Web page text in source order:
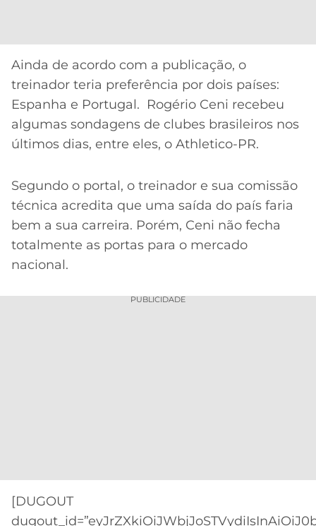
2026
GRÊMIO
ATLÉTICO
MG
LALIGA
Ainda de acordo com a publicação, o
treinador teria preferência por dois países:
Espanha e Portugal. Rogério Ceni recebeu
algumas sondagens de clubes brasileiros nos
últimos dias, entre eles, o Athletico-PR.
Segundo o portal, o treinador e sua comissão
técnica acredita que uma saída do país faria
bem a sua carreira. Porém, Ceni não fecha
totalmente as portas para o mercado
nacional.
PUBLICIDADE
[DUGOUT